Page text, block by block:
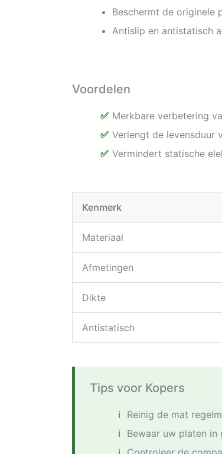
Beschermt de originele
Antislip en antistatisch
Voordelen
Merkbare verbetering
Verlengt de levensduur
Vermindert statische
Kenmerk
Materiaal
Afmetingen
Dikte
Antistatisch
Tips voor Kopers
Reinig de mat
Bewaar uw platen